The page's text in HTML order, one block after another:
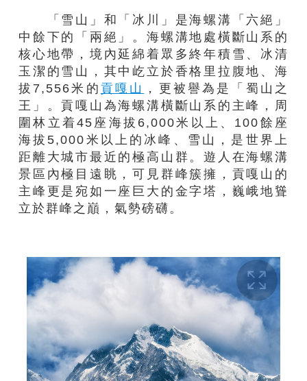
「雪山」和「冰川」是海螺溝「六絕」
中餘下的「兩絕」。海螺溝地處橫斷山系的
核心地帶，境內延綿着眾多終年積雪、冰清
玉潔的雪山，其中屹立於香格里拉腹地、海
拔7,556米的貢嘎山
，更被譽為是「蜀山之
王」。貢嘎山為海螺溝橫斷山系的主峰，周
圍林立着45座海拔6,000米以上、100餘座
海拔5,000米以上的冰峰、雪山，是世界上
距離大城市最近的極高山群。遊人在海螺溝
景區內極目遠眺，可見群峰簇擁，貢嘎山的
主峰更是宛如一座巨大的金字塔，巍峨地聳
立於群峰之巔，氣勢磅礴。